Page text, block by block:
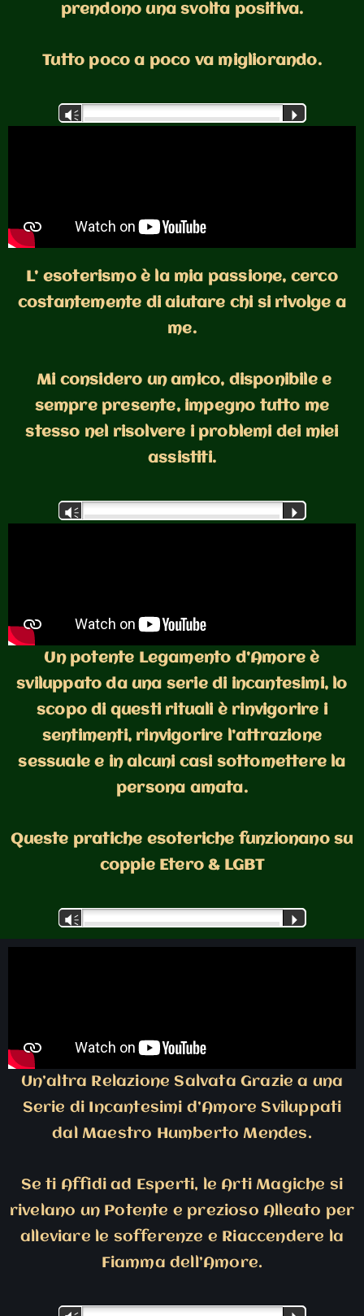
prendono una svolta positiva.
Tutto poco a poco va migliorando.
Audio
Vm P
L’ esoterismo è la mia passione, cerco
costantemente di aiutare chi si rivolge a
me.
Mi considero un amico, disponibile e
sempre presente, impegno tutto me
stesso nel risolvere i problemi dei miei
assistiti.
Audio
Vm P
Un potente Legamento d’Amore è
sviluppato da una serie di incantesimi, lo
scopo di questi rituali è rinvigorire i
sentimenti, rinvigorire l’attrazione
sessuale e in alcuni casi sottomettere la
persona amata.
Queste pratiche esoteriche funzionano su
coppie Etero & LGBT
Audio
Player
Vm P
Un’altra Relazione Salvata Grazie a una
Serie di Incantesimi d’Amore Sviluppati
dal Maestro Humberto Mendes.
Se ti Affidi ad Esperti, le Arti Magiche si
rivelano un Potente e prezioso Alleato per
alleviare le sofferenze e Riaccendere la
Fiamma dell’Amore.